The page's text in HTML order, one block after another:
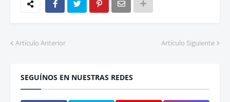
Artículo Anterior Artículo Siguiente
SEGUÍNOS EN NUESTRAS REDES